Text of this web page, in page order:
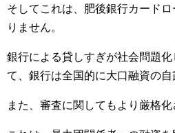
そしてこれは、肥後銀行カード
りません。
銀行による貸しすぎが社会問題
て、銀行は全国的に大口融資の自
また、審査に関してもより厳格化